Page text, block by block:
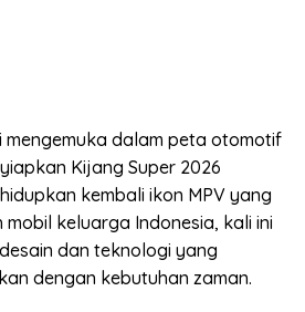
mengemuka dalam peta otomotif
Kijang Super 2026
kembali ikon MPV yang
keluarga Indonesia, kali ini
dan teknologi yang
dengan kebutuhan zaman.